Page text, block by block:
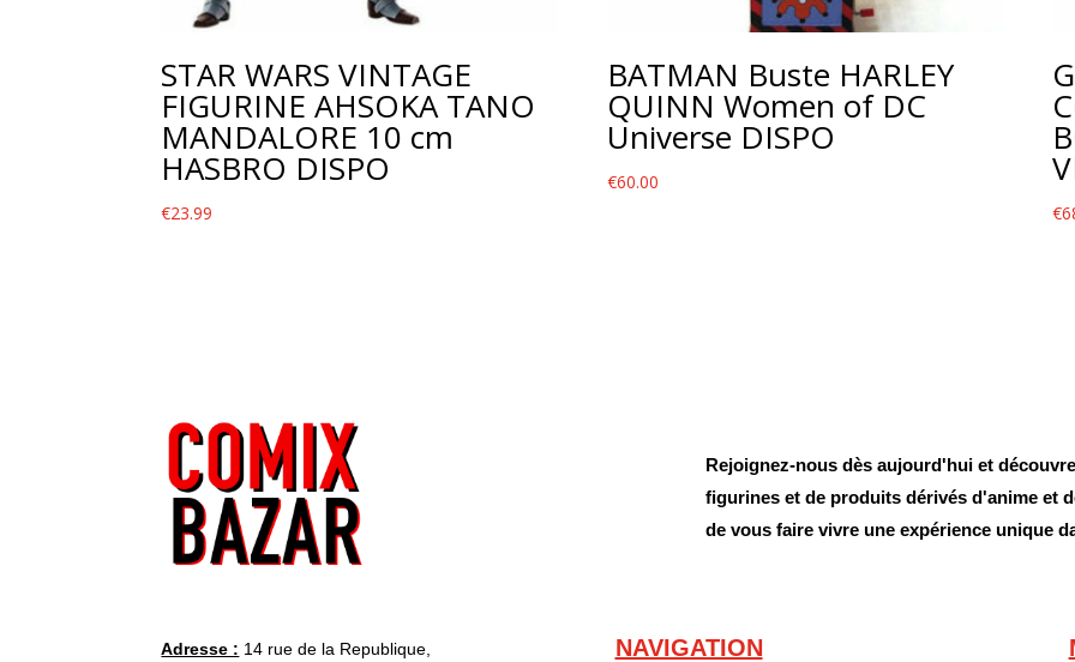
STAR WARS VINTAGE
FIGURINE AHSOKA TANO
MANDALORE 10 cm
HASBRO DISPO
€23.99
BATMAN Buste HARLEY
QUINN Women of DC
Universe DISPO
€60.00
€
Rejoignez-nous dès aujourd'hui et
figurines et de produits dérivés d'anime et
de vous faire vivre une expérience unique
Adresse : 14 rue de la Republique, NAVIGATION